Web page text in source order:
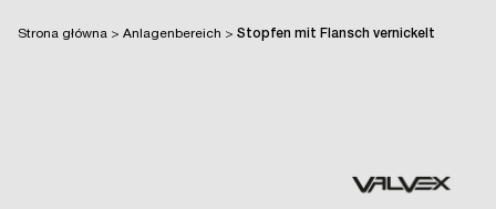
Strona główna > Anlagenbereich > Stopfen mit Flansch vernickelt